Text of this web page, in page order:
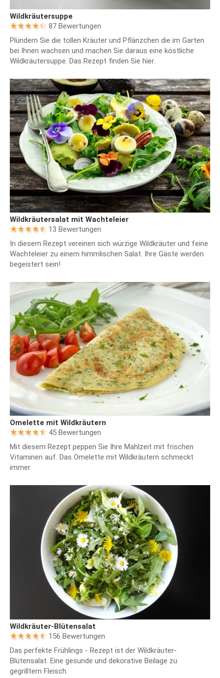
Wildkräutersuppe
87 Bewertungen
Plündern Sie die tollen Kräuter und Pflänzchen die im Garten
bei Ihnen wachsen und machen Sie daraus eine köstliche
Wildkräutersuppe. Das Rezept finden Sie hier.
Wildkräutersalat mit Wachteleier
13 Bewertungen
In diesem Rezept vereinen sich würzige Wildkräuter und feine
Wachteleier zu einem himmlischen Salat. Ihre Gäste werden
begeistert sein!
Omelette mit Wildkräutern
45 Bewertungen
Mit diesem Rezept peppen Sie Ihre Mahlzeit mit frischen
Vitaminen auf. Das Omelette mit Wildkräutern schmeckt
immer.
Wildkräuter-Blütensalat
156 Bewertungen
Das perfekte Frühlings - Rezept ist der Wildkräuter-
Blütensalat. Eine gesunde und dekorative Beilage zu
gegrilltem Fleisch.